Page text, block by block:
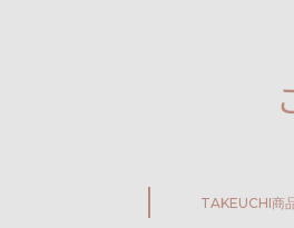
TAKEUCHI商